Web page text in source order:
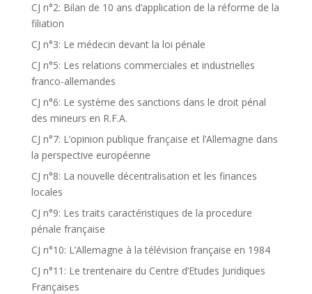
CJ n°2: Bilan de 10 ans d’application de la réforme de la
filiation
CJ n°3: Le médecin devant la loi pénale
CJ n°5: Les relations commerciales et industrielles
franco-allemandes
CJ n°6: Le système des sanctions dans le droit pénal
des mineurs en R.F.A.
CJ n°7: L’opinion publique française et l’Allemagne dans
la perspective européenne
CJ n°8: La nouvelle décentralisation et les finances
locales
CJ n°9: Les traits caractéristiques de la procedure
pénale française
CJ n°10: L’Allemagne à la télévision française en 1984
CJ n°11: Le trentenaire du Centre d’Etudes Juridiques
Françaises